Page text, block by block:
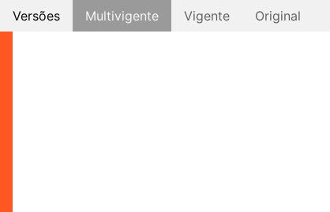
Versões Multivigente Vigente Original